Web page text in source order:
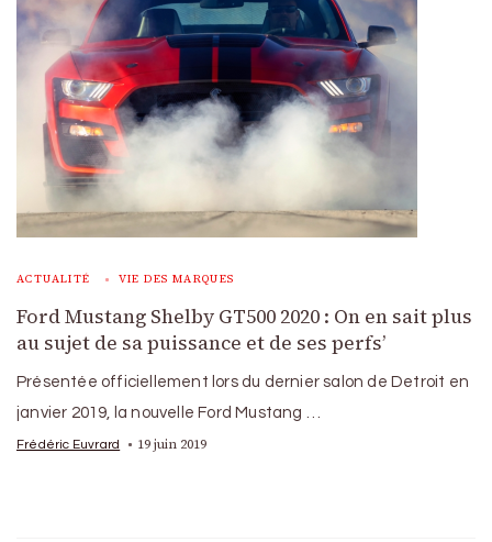
ACTUALITÉ VIE DES MARQUES
Ford Mustang Shelby GT500 2020 : On en sait plus
au sujet de sa puissance et de ses perfs’
Présentée officiellement lors du dernier salon de Detroit en
janvier 2019, la nouvelle Ford Mustang …
Frédéric Euvrard 19 juin 2019